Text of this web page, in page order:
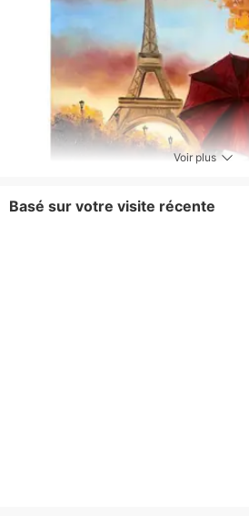
Voir plus
Basé sur votre visite récente